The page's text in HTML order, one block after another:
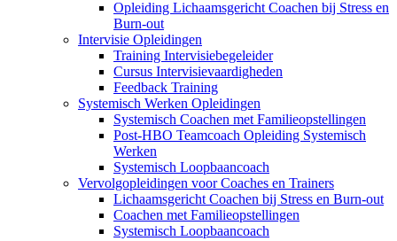
Opleiding Lichaamsgericht Coachen bij Stress en
Burn-out
Intervisie Opleidingen
Training Intervisiebegeleider
Cursus Intervisievaardigheden
Feedback Training
Systemisch Werken Opleidingen
Systemisch Coachen met Familieopstellingen
Post-HBO Teamcoach Opleiding Systemisch
Werken
Systemisch Loopbaancoach
Vervolgopleidingen voor Coaches en Trainers
Lichaamsgericht Coachen bij Stress en Burn-out
Coachen met Familieopstellingen
Systemisch Loopbaancoach